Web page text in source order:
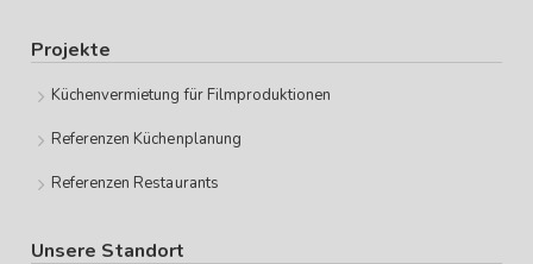
Projekte
Küchenvermietung für Filmproduktionen
Referenzen Küchenplanung
Referenzen Restaurants
Unsere Standort